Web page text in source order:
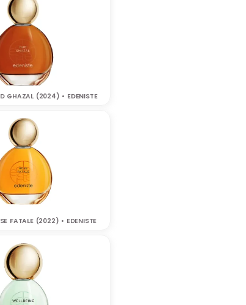
GHAZAL (2024) • EDENISTE
FATALE (2022) • EDENISTE